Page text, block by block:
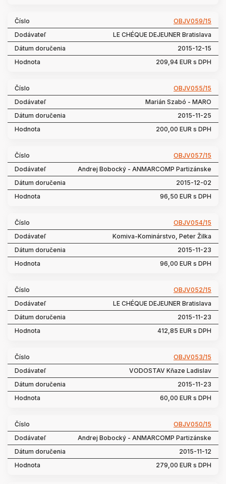
OBJV059/15
LE CHÉQUE DEJEUNER Bratislava
2015-12-15
209,94 EUR s DPH
OBJV055/15
Marián Szabó - MARO
2015-11-25
200,00 EUR s DPH
OBJV057/15
Andrej Bobocký - ANMARCOMP Partizánske
2015-12-02
96,50 EUR s DPH
OBJV054/15
Komiva-Kominárstvo, Peter Žilka
2015-11-23
96,00 EUR s DPH
OBJV052/15
LE CHÉQUE DEJEUNER Bratislava
2015-11-23
412,85 EUR s DPH
OBJV053/15
VODOSTAV Kňaze Ladislav
2015-11-23
60,00 EUR s DPH
OBJV050/15
Andrej Bobocký - ANMARCOMP Partizánske
2015-11-12
279,00 EUR s DPH